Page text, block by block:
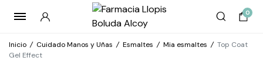
0
Inicio / Cuidado Manos y Uñas / Esmaltes / Mia esmaltes / Top Coat
Gel Effect